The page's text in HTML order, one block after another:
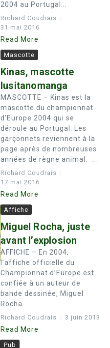
2004 au Portugal...
Richard Coudrais
31 mai 2016
Read More
Mascotte
Kinas, mascotte
lusitanomanga
MASCOTTE – Kinas est la
mascotte du championnat
d’Europe 2004 qui se
déroule au Portugal. Les
garçonnets reviennent à la
page après de nombreuses
années de règne animal. ...
Richard Coudrais
17 mai 2016
Read More
Affiche
Miguel Rocha, juste
avant l’explosion
AFFICHE – En 2004,
l’affiche officielle du
Championnat d’Europe est
confiée à un auteur de
bande dessinée, Miguel
Rocha....
Richard Coudrais 3 juin 2013
Read More
Pub